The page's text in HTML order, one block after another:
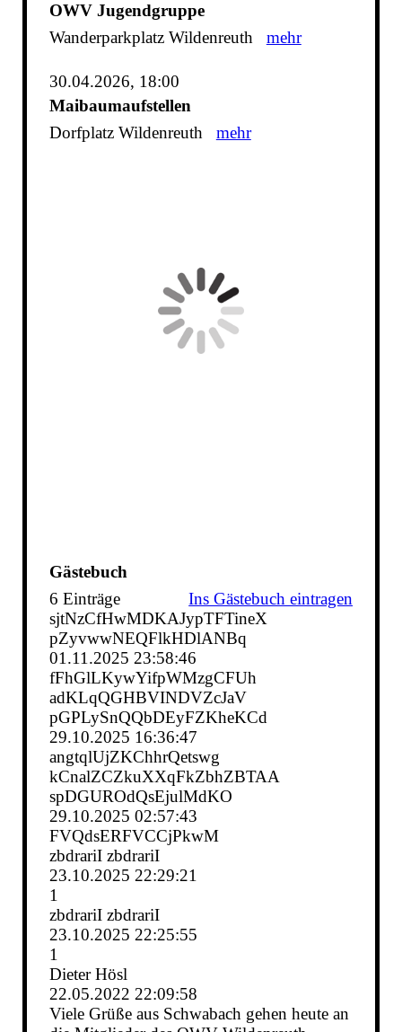
OWV Jugendgruppe
Wanderparkplatz Wildenreuth mehr
30.04.2026, 18:00
Maibaumaufstellen
Dorfplatz Wildenreuth mehr
Gästebuch
6 Einträge
Ins Gästebuch eintragen
sjtNzCfHwMDKAJypTFTineX
pZyvwwNEQFlkHDlANBq
01.11.2025 23:58:46
fFhGlLKywYifpWMzgCFUh
adKLqQGHBVINDVZcJaV
pGPLySnQQbDEyFZKheKCd
29.10.2025 16:36:47
angtqlUjZKChhrQetswg
kCnalZCZkuXXqFkZbhZBTAA
spDGUROdQsEjulMdKO
29.10.2025 02:57:43
FVQdsERFVCCjPkwM
zbdrariI zbdrariI
23.10.2025 22:29:21
1
zbdrariI zbdrariI
23.10.2025 22:25:55
1
Dieter Hösl
22.05.2022 22:09:58
Viele Grüße aus Schwabach gehen heute an